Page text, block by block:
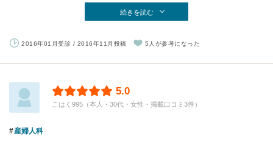
続きを読む
2016年01月受診 / 2016年11月投稿 5人が参考になった
5.0
こはく995（本人・30代・女性・掲載口コミ3件）
産婦人科